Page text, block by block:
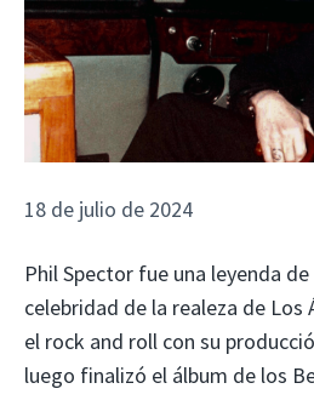
18 de julio de 2024
Phil Spector fue una leyenda
celebridad de la realeza de Los
el rock and roll con su
luego finalizó el álbum de los